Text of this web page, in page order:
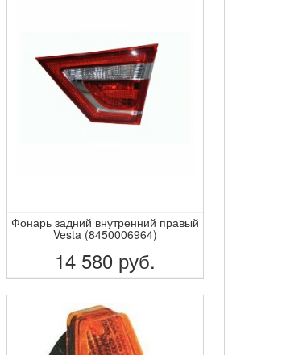
Фонарь задний внутренний правый
Vesta (8450006964)
14 580 руб.
ПОДРОБНЕЕ